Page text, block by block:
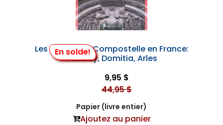
En solde!
Les Routes de Compostelle en France:
Vézelay, Domitia, Arles
9,95 $
44,95 $
Papier (livre entier)
Ajoutez au panier